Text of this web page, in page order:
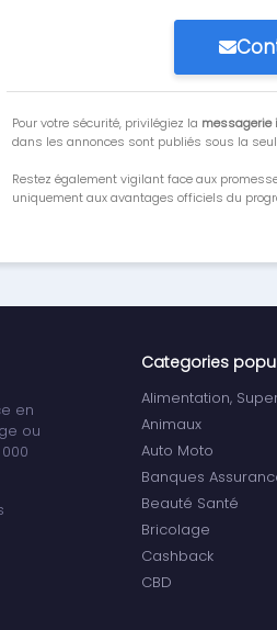
Pour votre sécurité, privilégiez la messagerie
dans les annonces sont publiés sous la
Restez également vigilant face aux
uniquement aux avantages officiels du
en
ou
Categories
Alimentation,
Animaux
Auto Moto
Banques
Beauté Santé
Bricolage
Cashback
CBD